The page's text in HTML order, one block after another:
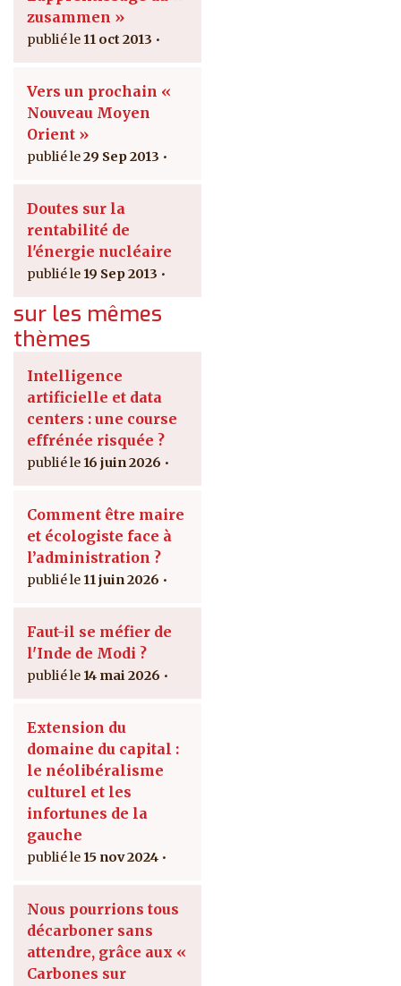
zusammen »
11 oct 2013
Vers un prochain «
Nouveau Moyen
Orient »
29 Sep 2013
Doutes sur la
rentabilité de
l'énergie nucléaire
19 Sep 2013
sur les mêmes
thèmes
Intelligence
artificielle et data
centers : une course
effrénée risquée ?
16 juin 2026
Comment être maire
et écologiste face à
l’administration ?
11 juin 2026
Faut-il se méfier de
l'Inde de Modi ?
14 mai 2026
Extension du
domaine du capital :
le néolibéralisme
culturel et les
infortunes de la
gauche
15 nov 2024
Nous pourrions tous
décarboner sans
attendre, grâce aux «
Carbones sur